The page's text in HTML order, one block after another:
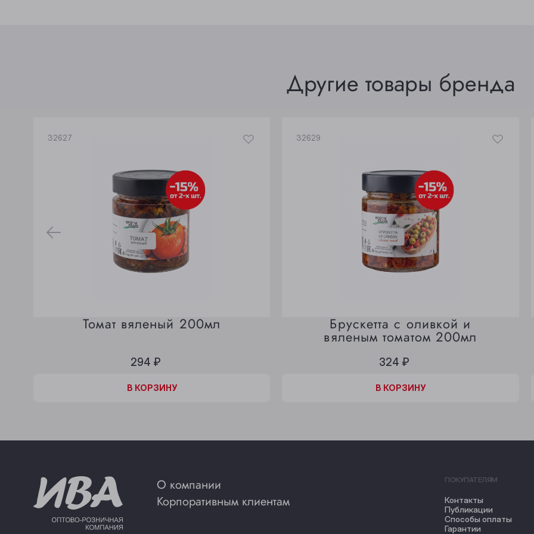
Другие товары бренда
32627
Томат вяленый 200мл
294 ₽
В КОРЗИНУ
В КОРЗИНЕ
32629
Брускетта с оливкой и
вяленым томатом 200мл
324 ₽
В КОРЗИНУ
В КОРЗИНЕ
О компании
Корпоративным клиентам
ПОКУПАТЕЛЯМ
Контакты
Публикации
Способы оплаты
Гарантии